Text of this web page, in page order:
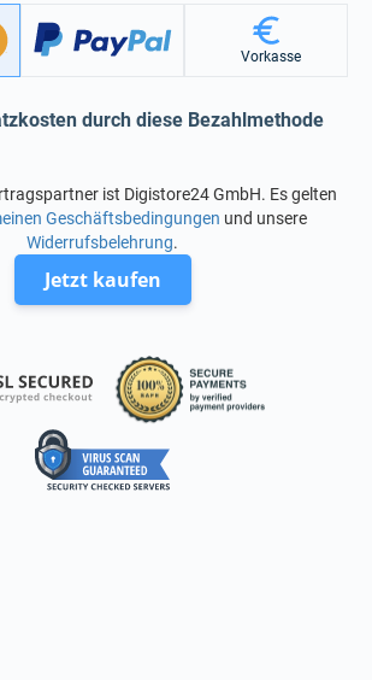
Vorkasse
durch diese Bezahlmethode
ist Digistore24 GmbH. Es gelten
Geschäftsbedingungen und unsere
Widerrufsbelehrung.
Jetzt kaufen